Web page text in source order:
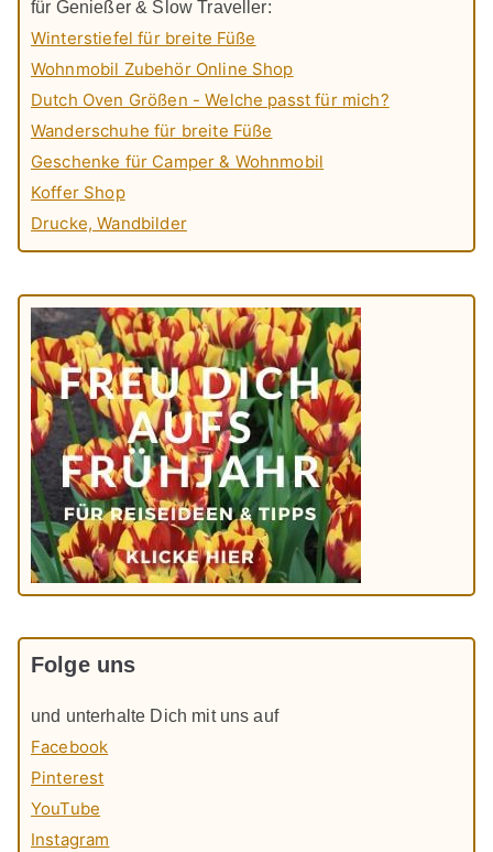
für Genießer & Slow Traveller:
Winterstiefel für breite Füße
Wohnmobil Zubehör Online Shop
Dutch Oven Größen - Welche passt für mich?
Wanderschuhe für breite Füße
Geschenke für Camper & Wohnmobil
Koffer Shop
Drucke, Wandbilder
Folge uns
und unterhalte Dich mit uns auf
Facebook
Pinterest
YouTube
Instagram